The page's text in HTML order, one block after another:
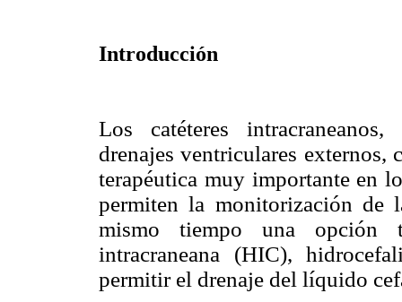
Introducción
Los catéteres
drenajes ventriculares externos,
terapéutica muy importante en
permiten la monitorización de
mismo tiempo una opción
intracraneana (HIC),
permitir el drenaje del líquido